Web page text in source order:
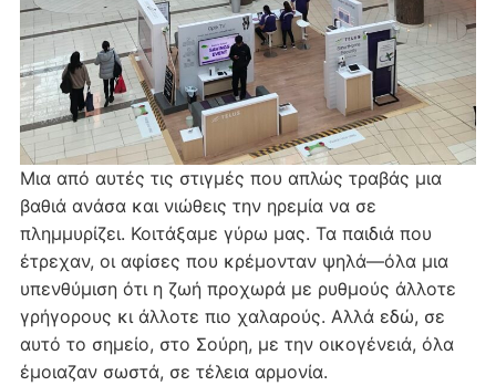
Μια από αυτές τις στιγμές που απλώς τραβάς μια
βαθιά ανάσα και νιώθεις την ηρεμία να σε
πλημμυρίζει. Κοιτάξαμε γύρω μας. Τα παιδιά που
έτρεχαν, οι αφίσες που κρέμονταν ψηλά—όλα μια
υπενθύμιση ότι η ζωή προχωρά με ρυθμούς άλλοτε
γρήγορους κι άλλοτε πιο χαλαρούς. Αλλά εδώ, σε
αυτό το σημείο, στο Σούρη, με την οικογένειά, όλα
έμοιαζαν σωστά, σε τέλεια αρμονία.